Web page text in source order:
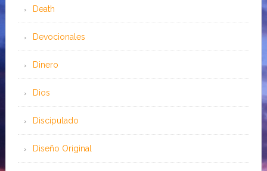
Death
Devocionales
Dinero
Dios
Discipulado
Diseño Original